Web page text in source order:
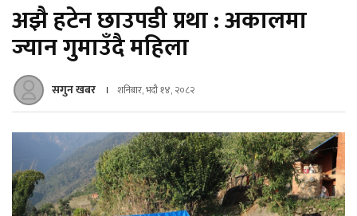
अझै हटेन छाउपडी प्रथा : अकालमा
ज्यान गुमाउँदै महिला
सगुन खबर शनिबार, भदौ १४, २०८२